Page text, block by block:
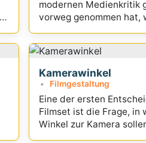
modernen Medienkritik
vorweg genommen hat,
Kamerawinkel
Filmgestaltung
Eine der ersten
Filmset ist die Frage, in
Winkel zur Kamera